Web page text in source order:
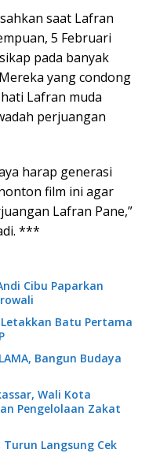
saat Lafran
5 Februari
pada banyak
yang condong
Lafran muda
perjuangan
harap generasi
film ini agar
Lafran Pane,”
***
Cibu Paparkan
Batu Pertama
Bangun Budaya
Wali Kota
Pengelolaan Zakat
Langsung Cek